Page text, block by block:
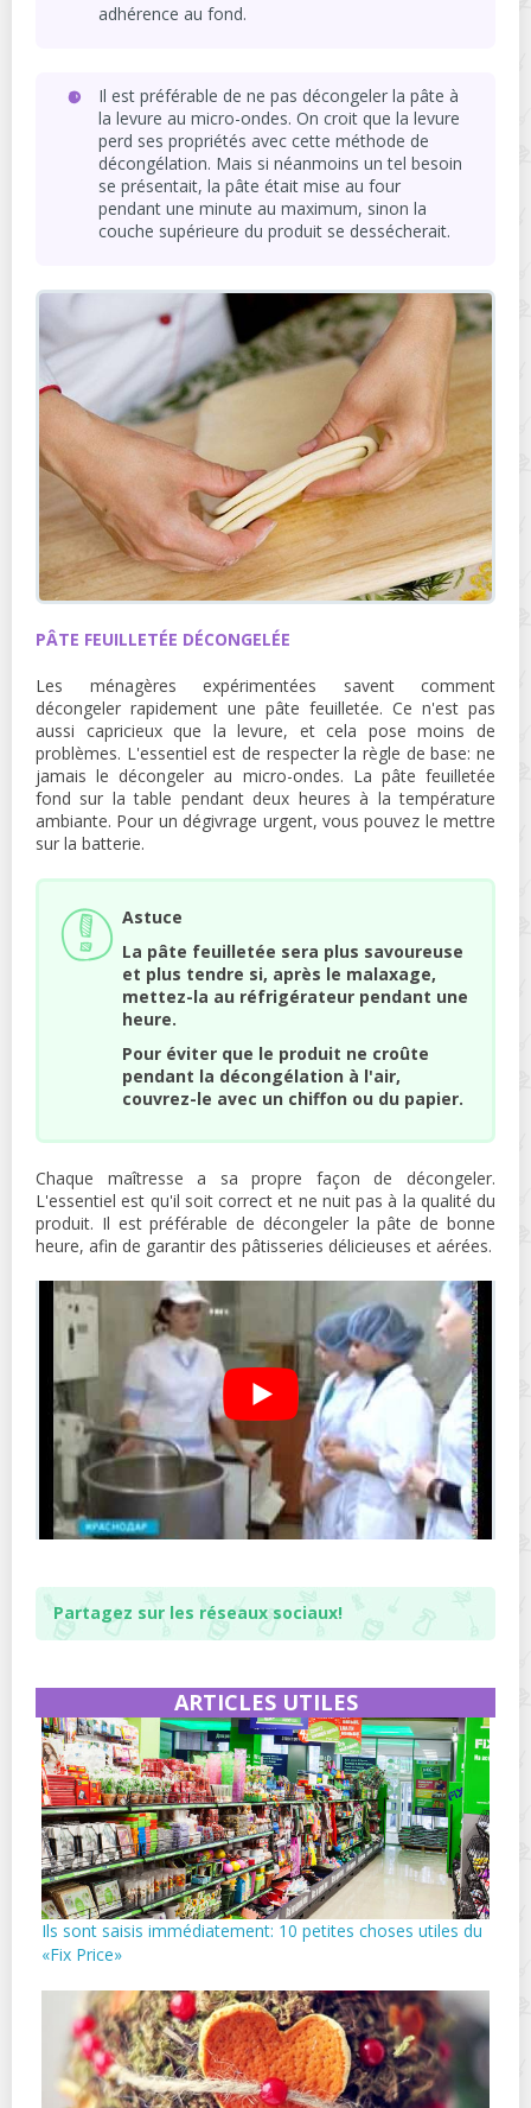
adhérence au fond.
Il est préférable de ne pas décongeler la pâte à
la levure au micro-ondes. On croit que la levure
perd ses propriétés avec cette méthode de
décongélation. Mais si néanmoins un tel besoin
se présentait, la pâte était mise au four
pendant une minute au maximum, sinon la
couche supérieure du produit se dessécherait.
PÂTE FEUILLETÉE DÉCONGELÉE
Les ménagères expérimentées savent comment
décongeler rapidement une pâte feuilletée. Ce n'est pas
aussi capricieux que la levure, et cela pose moins de
problèmes. L'essentiel est de respecter la règle de base: ne
jamais le décongeler au micro-ondes. La pâte feuilletée
fond sur la table pendant deux heures à la température
ambiante. Pour un dégivrage urgent, vous pouvez le mettre
sur la batterie.
Astuce
La pâte feuilletée sera plus savoureuse
et plus tendre si, après le malaxage,
mettez-la au réfrigérateur pendant une
heure.
Pour éviter que le produit ne croûte
pendant la décongélation à l'air,
couvrez-le avec un chiffon ou du papier.
Chaque maîtresse a sa propre façon de décongeler.
L'essentiel est qu'il soit correct et ne nuit pas à la qualité du
produit. Il est préférable de décongeler la pâte de bonne
heure, afin de garantir des pâtisseries délicieuses et aérées.
Partagez sur les réseaux sociaux!
ARTICLES UTILES
Ils sont saisis immédiatement: 10 petites choses utiles du
«Fix Price»